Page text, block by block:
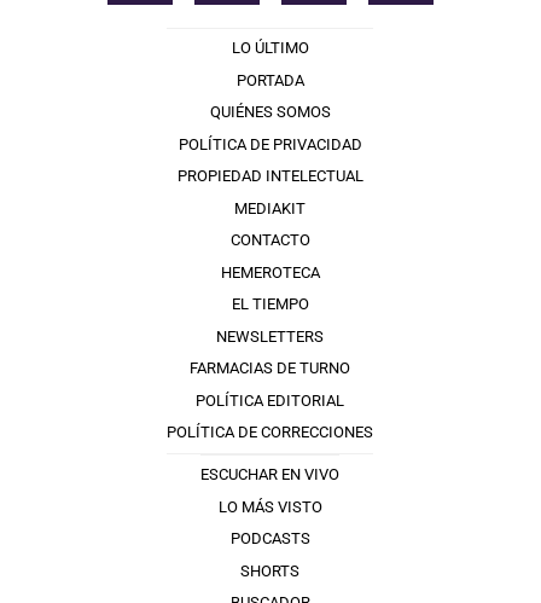
LO ÚLTIMO
PORTADA
QUIÉNES SOMOS
POLÍTICA DE PRIVACIDAD
PROPIEDAD INTELECTUAL
MEDIAKIT
CONTACTO
HEMEROTECA
EL TIEMPO
NEWSLETTERS
FARMACIAS DE TURNO
POLÍTICA EDITORIAL
POLÍTICA DE CORRECCIONES
ESCUCHAR EN VIVO
LO MÁS VISTO
PODCASTS
SHORTS